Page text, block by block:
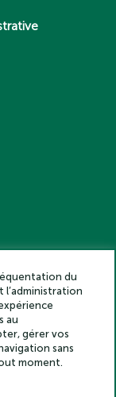
droits réservés
du
l’administration
au
gérer vos
sans
moment.